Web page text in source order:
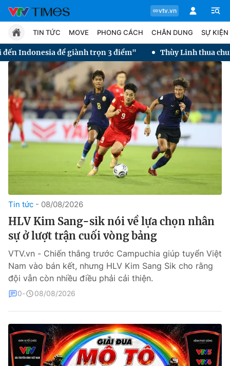
vtv.vn
Chuyên mục
Tin tức
Move
Chân dung
Sự kiện
Bóng đá
Thể thao Điện tử
Các môn khác
VIDEO
TIN TỨC MOVE PHONG CÁCH CHÂN DUNG SỰ KIỆN
trọn 3 điểm" Thùy Linh thua chung kết Taipei Open
Tin tức 08/08/2026
HLV Kim Sang-sik nói về lựa chọn nhân
sự ở lượt trận cuối vòng bảng
VTV.vn - Chiến thắng trước Campuchia giúp tuyển Việt
Nam vào bán kết, nhưng HLV Kim Sang Sik cho rằng
đội vẫn còn nhiều điều phải cải thiện.
0 08/08/2026